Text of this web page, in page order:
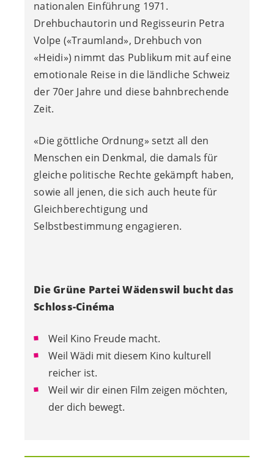
nationalen Einführung 1971.
Drehbuchautorin und Regisseurin Petra
Volpe («Traumland», Drehbuch von
«Heidi») nimmt das Publikum mit auf eine
emotionale Reise in die ländliche Schweiz
der 70er Jahre und diese bahnbrechende
Zeit.
«Die göttliche Ordnung» setzt all den
Menschen ein Denkmal, die damals für
gleiche politische Rechte gekämpft haben,
sowie all jenen, die sich auch heute für
Gleichberechtigung und
Selbstbestimmung engagieren.
Die Grüne Partei Wädenswil bucht das
Schloss-Cinéma
Weil Kino Freude macht.
Weil Wädi mit diesem Kino kulturell
reicher ist.
Weil wir dir einen Film zeigen möchten,
der dich bewegt.